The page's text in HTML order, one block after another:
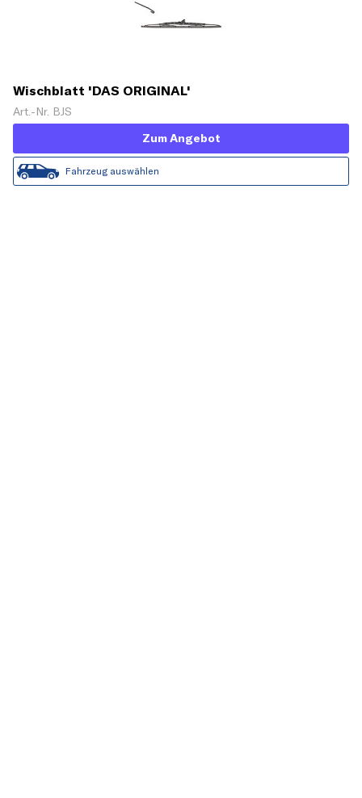
Wischblatt 'DAS ORIGINAL'
Art.-Nr. BJS
Zum Angebot
Fahrzeug auswählen